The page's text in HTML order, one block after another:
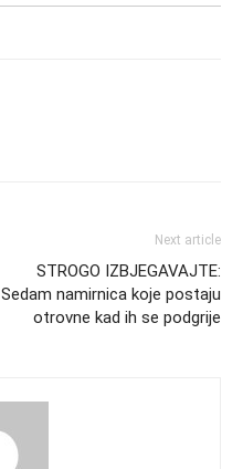
Next article
STROGO IZBJEGAVAJTE:
Sedam namirnica koje postaju
otrovne kad ih se podgrije